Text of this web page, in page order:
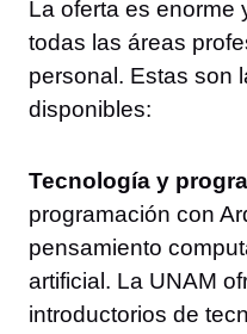
La oferta es enorme
todas las áreas
personal. Estas son
disponibles:
Tecnología y
programación con
pensamiento
artificial. La UNAM
introductorios de